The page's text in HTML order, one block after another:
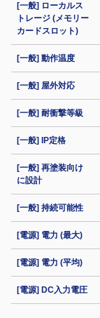
[一般] ローカルス
トレージ (メモリー
カードスロット)
[一般] 動作温度
[一般] 屋外対応
[一般] 耐衝撃等級
[一般] IP定格
[一般] 再塗装向け
に設計
[一般] 持続可能性
[電源] 電力 (最大)
[電源] 電力 (平均)
[電源] DC入力電圧